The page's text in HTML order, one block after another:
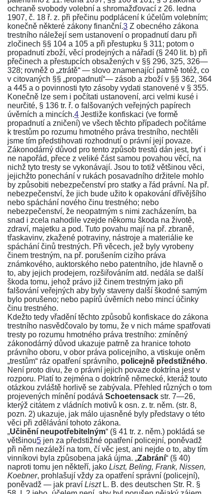
ochraně svobody volební a shromažďovací z 26. ledna
1907, č. 18 ř. z. při přečinu podplácení k účelům volebním;
konečně některé zákony finanční.3 Z obecného zákona
trestního náležejí sem ustanovení o propadnutí daru při
zločinech §§ 104 a 105 a při přestupku § 311; potom o
propadnutí zboží, věcí prodejných a nářadí (§ 240 lit. b) při
přečinech a přestupcích obsažených v §§ 296, 325, 326—
328; rovněž o „ztrátě“ — slovo znamenající patrně totéž, co
v citovaných §§ „propadnutí“— zásob a zboží v §§ 362, 364
a 445 a o povinnosti tyto zásoby vydati stanovené v § 355.
Konečně lze sem i počítati ustanovení, arci velmi kusé i
neurčité, § 136 tr. ř. o falšovaných veřejných papírech
úvěrních a mincích.4 Jestliže konfiskaci (ve formě
propadnutí a zničení) ve všech těchto případech počítáme
k trestům po rozumu hmotného práva trestního, nechtěli
jsme tím předstihovati rozhodnutí o právní její povaze.
Zákonodárný důvod pro tento způsob trestů dán jest, byť i
ne napořád, přece z veliké část samou povahou věcí, na
nichž tyto tresty se vykonávají. Jsou to totiž většinou věci,
jejichžto ponechání v rukách posavadního držitele mohlo
by způsobiti nebezpečenství pro statky a řád právní. Na př.
nebezpečenství, že jich bude užito k opakování dřívějšího
nebo spáchání nového činu trestného; nebo
nebezpečenství, že neopatrným s nimi zacházením, ba
snad i zcela nahodile vzejde někomu škoda na životě,
zdraví, majetku a pod. Tuto povahu mají na př. zbraně,
třaskavinv, zkažené potraviny, nástroje a materiálie ke
spáchání činů trestných. Při věcech, jež byly vyrobeny
činem trestným, na př. porušením cizího práva
známkového, auktorského nebo patentního, jde hlavně o
to, aby jejich prodejem, rozšiřováním atd. nedála se další
škoda tomu, jehož právo již činem trestným jako při
falšování veřejných aby byly staveny další škodné samým
bylo porušeno; nebo papírů úvěrních nebo mincí účinky
činu trestného.
Kdežto tedy vřadění těchto způsobů konfiskace do zákona
trestního nasvědčovalo by tomu, že v nich máme spatřovati
tresty po rozumu hmotného práva trestního: zmíněný
zákonodárný důvod ukazuje patrně za hranice tohoto
právního oboru, v obor práva policejního, a vtiskuje oněm
„trestům“ ráz opatření správního, policejně předstižného.
Není proto divu, že o právní jejich povaze doktrína jest v
rozporu. Platí to zejména o doktríně německé, kteráž touto
otázkou zvláště horlivě se zabývala. Přehled různých o tom
projevených mínění podává Schoetensack str. 7—26,
kterýž citátem z vládních motivů k osn. z. tr. něm. (str. 8,
pozn. 2) ukazuje, jak málo ujasněné byly představy o této
věci při zdělávání tohoto zákona.
„Učinění neupotřebitelným“ (§ 41 tr. z. něm.) pokládá se
většinou5 jen za předstižné opatření policejní, poněvadž
při něm nezáleží na tom, čí věc jest, ani nejde o to, aby tím
vinníkovi byla způsobena jaká újma. „Zabrání“ (§ 40)
naproti tomu jen někteří, jako Liszt, Beling, Frank, Nissen,
Koebner, prohlašují vždy za opatření správní (policejní),
poněvadž — jak praví LisztL. B. des deutschen Str. R. §